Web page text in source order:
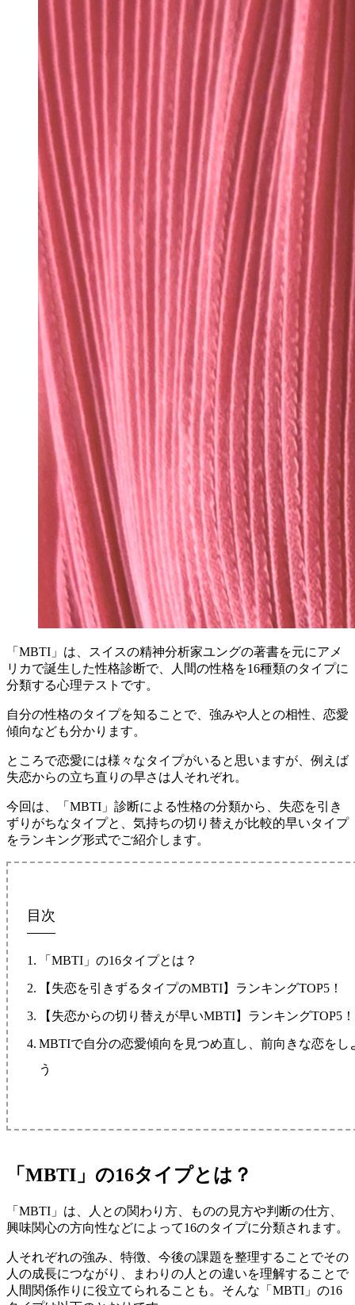
「MBTI」は、スイスの精神分析家ユングの著書を元にアメ
リカで誕生した性格診断で、人間の性格を16種類のタイプに
分類する心理テストです。
自分の性格のタイプを知ることで、強みや人との相性、恋愛
傾向なども分かります。
ところで恋愛には様々なタイプがいると思いますが、例えば
失恋からの立ち直りの早さは人それぞれ。
今回は、「MBTI」診断による性格の分類から、失恋を引き
ずりがちなタイプと、気持ちの切り替えが比較的早いタイプ
をランキング形式でご紹介します。
目次
「MBTI」の16タイプとは？
【失恋を引きずるタイプのMBTI】ランキングTOP5！
【失恋からの切り替えが早いMBTI】ランキングTOP5！
MBTIで自分の恋愛傾向を見つめ直し、前向きな恋をし
う
「MBTI」の16タイプとは？
「MBTI」は、人との関わり方、ものの見方や判断の仕方、
興味関心の方向性などによって16のタイプに分類されます。
人それぞれの強み、特徴、今後の課題を整理することでその
人の成長につながり、まわりの人との違いを理解することで
人間関係作りに役立てられることも。そんな「MBTI」の16